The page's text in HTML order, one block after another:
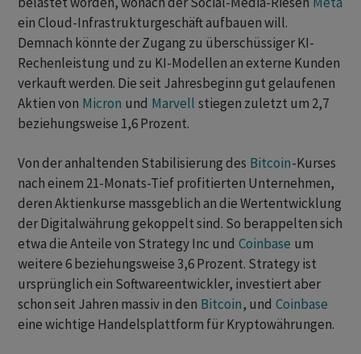
ein Cloud-Infrastrukturgeschäft aufbauen will.
Demnach könnte der Zugang zu überschüssiger KI-
Rechenleistung und zu KI-Modellen an externe Kunden
verkauft werden. Die seit Jahresbeginn gut gelaufenen
Aktien von Micron und Marvell stiegen zuletzt um 2,7
beziehungsweise 1,6 Prozent.
Von der anhaltenden Stabilisierung des Bitcoin-Kurses
nach einem 21-Monats-Tief profitierten Unternehmen,
deren Aktienkurse massgeblich an die Wertentwicklung
der Digitalwährung gekoppelt sind. So berappelten sich
etwa die Anteile von Strategy Inc und Coinbase um
weitere 6 beziehungsweise 3,6 Prozent. Strategy ist
ursprünglich ein Softwareentwickler, investiert aber
schon seit Jahren massiv in den Bitcoin, und Coinbase
eine wichtige Handelsplattform für Kryptowährungen.